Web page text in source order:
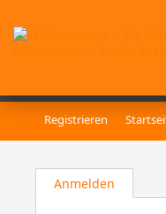
Registrieren
Anmelden